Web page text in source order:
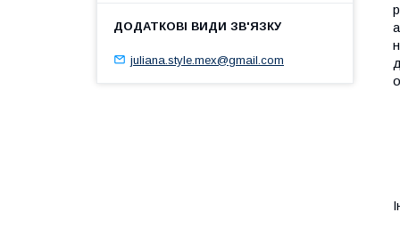
juliana.style.mex@gmail.com